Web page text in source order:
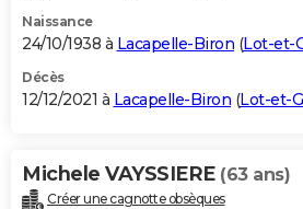
Naissance
24/10/1938 à Lacapelle-Biron (Lot-et-
Décès
12/12/2021 à Lacapelle-Biron (Lot-et-
Michele VAYSSIERE (63 ans)
Créer une cagnotte obsèques